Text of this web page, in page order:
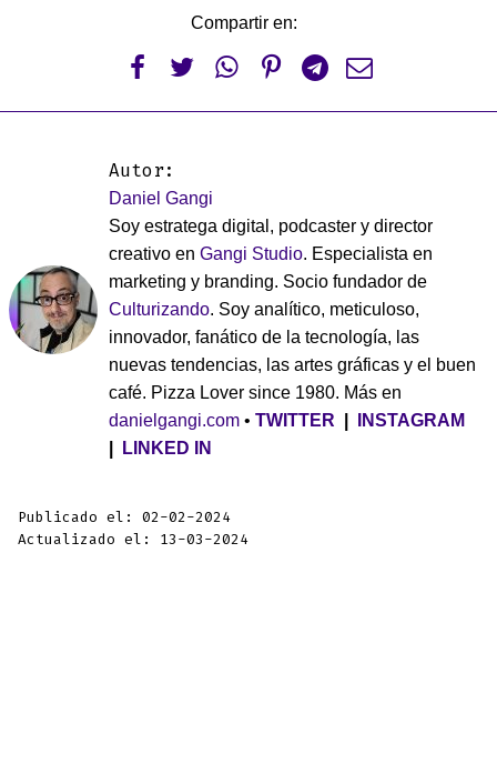
Compartir en:
     
Autor:
Daniel Gangi
Soy estratega digital, podcaster y director
creativo en Gangi Studio. Especialista en
marketing y branding. Socio fundador de
Culturizando. Soy analítico, meticuloso,
innovador, fanático de la tecnología, las
nuevas tendencias, las artes gráficas y el buen
café. Pizza Lover since 1980. Más en
danielgangi.com • TWITTER
INSTAGRAM
LINKED IN
Publicado el: 02-02-2024
Actualizado el: 13-03-2024